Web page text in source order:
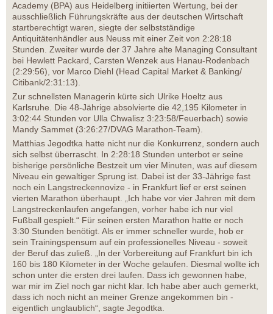
Academy (BPA) aus Heidelberg initiierten Wertung, bei der
ausschließlich Führungskräfte aus der deutschen Wirtschaft
startberechtigt waren, siegte der selbstständige
Antiquitätenhändler aus Neuss mit einer Zeit von 2:28:18
Stunden. Zweiter wurde der 37 Jahre alte Managing Consultant
bei Hewlett Packard, Carsten Wenzek aus Hanau-Rodenbach
(2:29:56), vor Marco Diehl (Head Capital Market & Banking/
Citibank/2:31:13).
Zur schnellsten Managerin kürte sich Ulrike Hoeltz aus
Karlsruhe. Die 48-Jährige absolvierte die 42,195 Kilometer in
3:02:44 Stunden vor Ulla Chwalisz 3:23:58/Feuerbach) sowie
Mandy Sammet (3:26:27/DVAG Marathon-Team).
Matthias Jegodtka hatte nicht nur die Konkurrenz, sondern auch
sich selbst überrascht. In 2:28:18 Stunden unterbot er seine
bisherige persönliche Bestzeit um vier Minuten, was auf diesem
Niveau ein gewaltiger Sprung ist. Dabei ist der 33-Jährige fast
noch ein Langstreckennovize - in Frankfurt lief er erst seinen
vierten Marathon überhaupt. „Ich habe vor vier Jahren mit dem
Langstreckenlaufen angefangen, vorher habe ich nur viel
Fußball gespielt.“ Für seinen ersten Marathon hatte er noch
3:30 Stunden benötigt. Als er immer schneller wurde, hob er
sein Trainingspensum auf ein professionelles Niveau - soweit
der Beruf das zuließ. „In der Vorbereitung auf Frankfurt bin ich
160 bis 180 Kilometer in der Woche gelaufen. Diesmal wollte ich
schon unter die ersten drei laufen. Dass ich gewonnen habe,
war mir im Ziel noch gar nicht klar. Ich habe aber auch gemerkt,
dass ich noch nicht an meiner Grenze angekommen bin -
eigentlich unglaublich“, sagte Jegodtka.